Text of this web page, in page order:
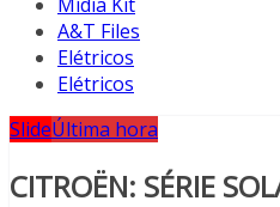
A&T Files
Elétricos
Elétricos
SlideÚltima hora
CITROËN: SÉRIE